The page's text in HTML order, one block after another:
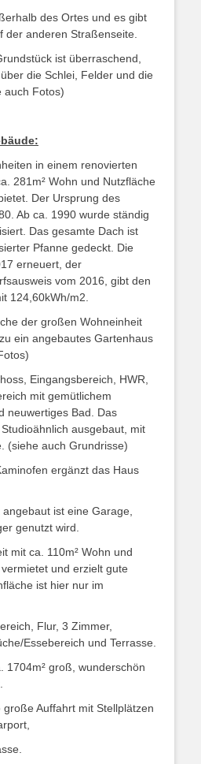
des Ortes und es gibt
der anderen Straßenseite.
ist überraschend,
die Schlei, Felder und die
auch Fotos)
in einem renovierten
281m² Wohn und Nutzfläche
Der Ursprung des
Ab ca. 1990 wurde ständig
Das gesamte Dach ist
Pfanne gedeckt. Die
erneuert, der
vom 2016, gibt den
124,60kWh/m2.
der großen Wohneinheit
ein angebautes Gartenhaus
Eingangsbereich, HWR,
mit gemütlichem
neuwertiges Bad. Das
ausgebaut, mit
(siehe auch Grundrisse)
ergänzt das Haus
ist eine Garage,
genutzt wird.
mit ca. 110m² Wohn und
und erzielt gute
ist hier nur im
Flur, 3 Zimmer,
Essebereich und Terrasse.
1704m² groß, wunderschön
Auffahrt mit Stellplätzen